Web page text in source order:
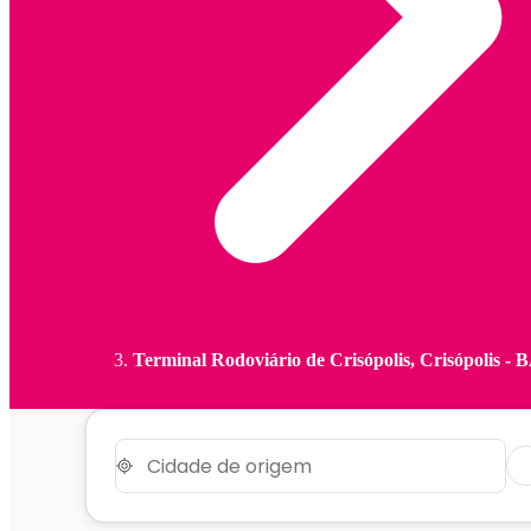
Terminal Rodoviário de Crisópolis, Crisópolis -